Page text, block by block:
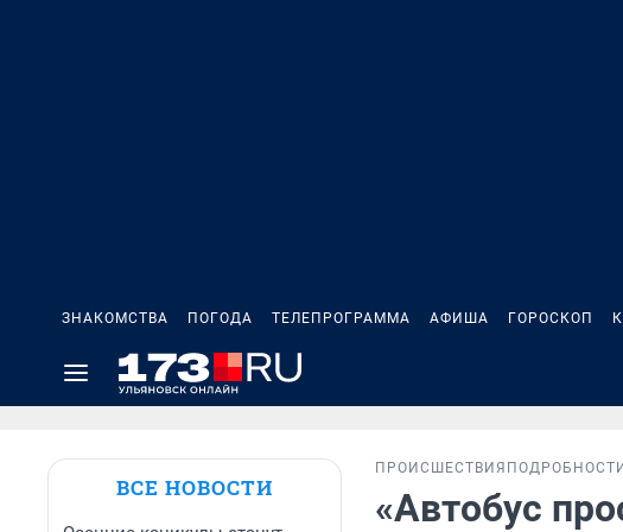
ЗНАКОМСТВА ПОГОДА ТЕЛЕПРОГРАММА АФИША ГОРОСКОП
ВСЕ НОВОСТИ
ПРОИСШЕСТВИЯ ПОДРОБНОСТИ
«Автобус